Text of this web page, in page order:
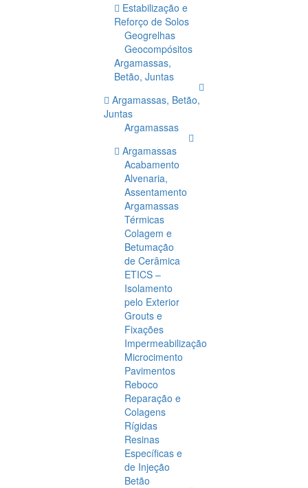
Estabilização e
Reforço de Solos
Geogrelhas
Geocompósitos
Argamassas,
Betão, Juntas
Argamassas, Betão,
Juntas
Argamassas
Argamassas
Acabamento
Alvenaria,
Assentamento
Argamassas
Térmicas
Colagem e
Betumação
de Cerâmica
ETICS –
Isolamento
pelo Exterior
Grouts e
Fixações
Impermeabilização
Microcimento
Pavimentos
Reboco
Reparação e
Colagens
Rígidas
Resinas
Específicas e
de Injeção
Betão